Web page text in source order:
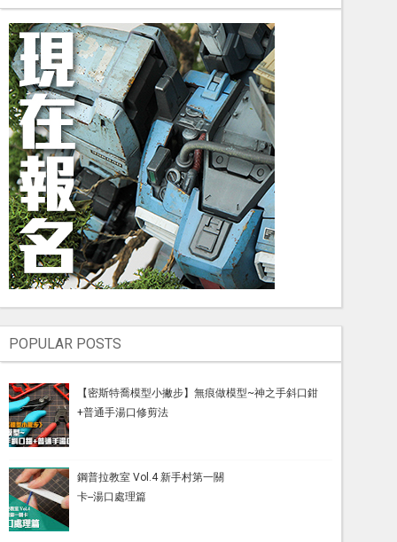
POPULAR POSTS
【密斯特喬模型小撇步】無痕做模型~神之手斜口鉗
+普通手湯口修剪法
鋼普拉教室 Vol.4 新手村第一關
卡--湯口處理篇